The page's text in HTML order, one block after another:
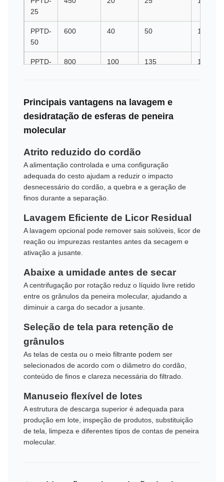
25
PPTD-
50
600 40 50 1500
PPTD-
800 100 135 1200
135-
NA
PPTD-
1000
PPTD-
200-
NA
1000 150 200
300
Principais vantagens na lavagem e
desidratação de esferas de peneira
molecular
Atrito reduzido do cordão
A alimentação controlada e uma configuração
adequada do cesto ajudam a reduzir o impacto
desnecessário do cordão, a quebra e a geração de
finos durante a separação.
Lavagem Eficiente de Licor Residual
A lavagem opcional pode remover sais solúveis, licor de
reação ou impurezas restantes antes da secagem e
ativação a jusante.
Abaixe a umidade antes de secar
A centrifugação por rotação reduz o líquido livre retido
entre os grânulos da peneira molecular, ajudando a
diminuir a carga do secador a jusante.
Seleção de tela para retenção de
grânulos
As telas de cesta ou o meio filtrante podem ser
selecionados de acordo com o diâmetro do cordão,
conteúdo de finos e clareza necessária do filtrado.
Manuseio flexível de lotes
A estrutura de descarga superior é adequada para
produção em lote, inspeção de produtos, substituição
de tela, limpeza e diferentes tipos de contas de peneira
molecular.